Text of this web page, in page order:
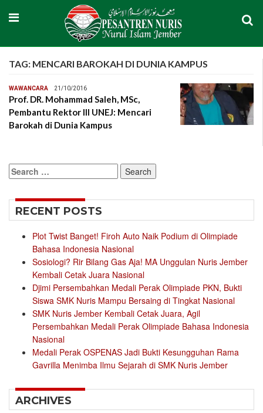
TAG: MENCARI BAROKAH DI DUNIA KAMPUS
WAWANCARA 21/10/2016
Prof. DR. Mohammad Saleh, MSc,
Pembantu Rektor III UNEJ: Mencari
Barokah di Dunia Kampus
Search
for:
RECENT POSTS
Plot Twist Banget! Firoh Auto Naik Podium di Olimpiade
Bahasa Indonesia Nasional
Sosiologi? Rir Bilang Gas Aja! MA Unggulan Nuris Jember
Kembali Cetak Juara Nasional
Djimi Persembahkan Medali Perak Olimpiade PKN, Bukti
Siswa SMK Nuris Mampu Bersaing di Tingkat Nasional
SMK Nuris Jember Kembali Cetak Juara, Agil
Persembahkan Medali Perak Olimpiade Bahasa Indonesia
Nasional
Medali Perak OSPENAS Jadi Bukti Kesungguhan Rama
Gavrilla Menimba Ilmu Sejarah di SMK Nuris Jember
ARCHIVES